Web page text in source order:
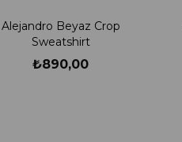
Alejandro Beyaz Crop
Sweatshirt
₺890,00